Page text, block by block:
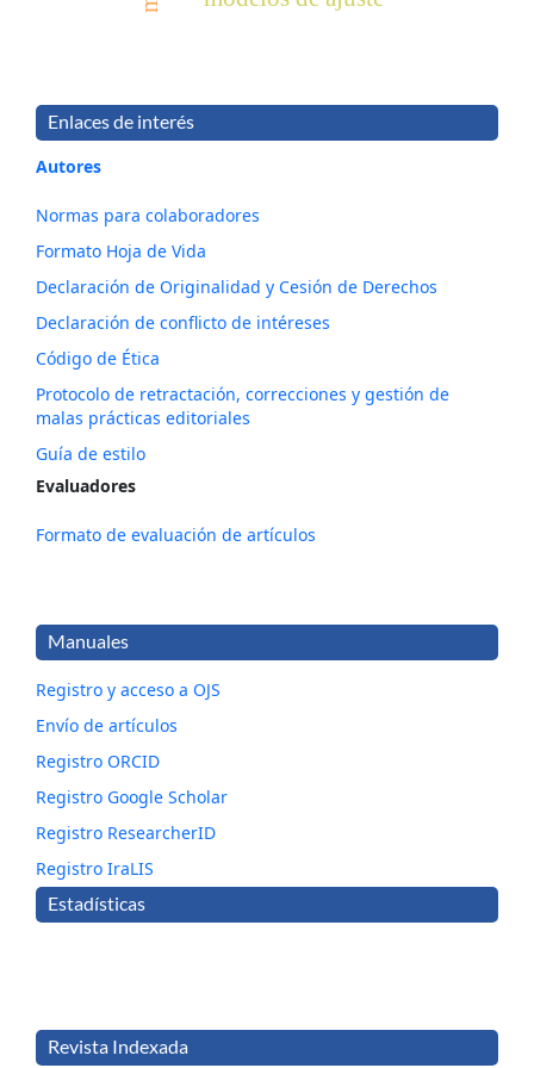
Enlaces de interés
Autores
Normas para colaboradores
Formato Hoja de Vida
Declaración de Originalidad y Cesión de Derechos
Declaración de conflicto de intéreses
Código de Ética
Protocolo de retractación, correcciones y gestión de
malas prácticas editoriales
Guía de estilo
Evaluadores
Formato de evaluación de artículos
Manuales
Registro y acceso a OJS
Envío de artículos
Registro ORCID
Registro Google Scholar
Registro ResearcherID
Registro IraLIS
Estadísticas
Revista Indexada